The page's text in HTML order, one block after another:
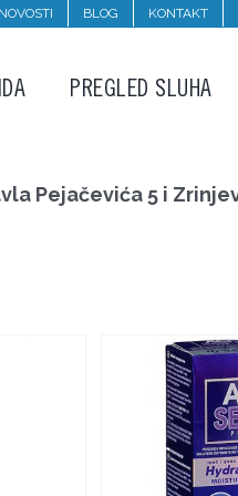
NOVOSTI BLOG KONTAKT
PREGLED SLUHA
Pejačevića 5 i